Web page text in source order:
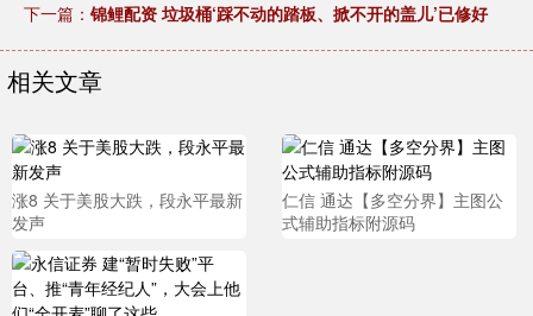
下一篇： 锦鲤配资 垃圾桶‘踩不动的踏板、掀不开的盖儿’已修好
相关文章
涨8 关于美股大跌，段永平最新
发声
仁信 通达【多空分界】主图公
式辅助指标附源码